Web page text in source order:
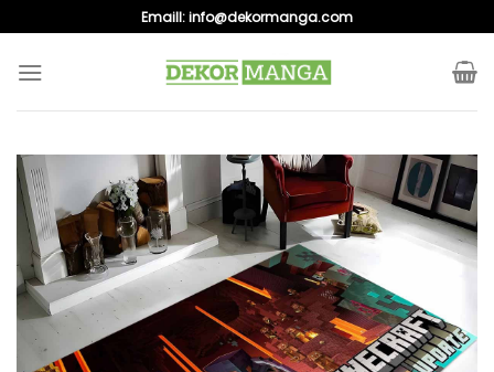
to
content
Emaill:info@dekormanga.com